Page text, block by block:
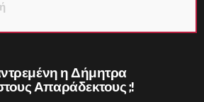
η Δήμητρα
Απαράδεκτους ;!